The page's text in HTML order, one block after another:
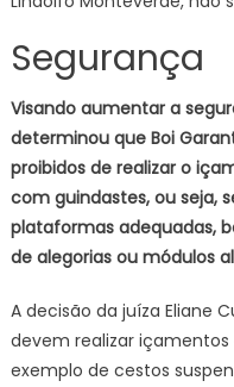
Segurança
Visando aumentar a
determinou que Boi
proibidos de realizar o
com guindastes, ou seja,
plataformas adequadas,
de alegorias ou módulos
A decisão da juíza Eliane
devem realizar
exemplo de cestos